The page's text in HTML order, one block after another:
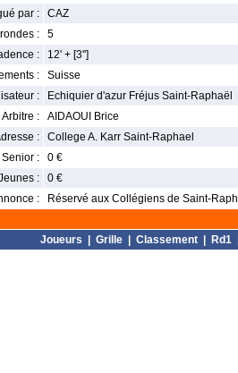
par :
CAZ
:
5
:
12' + [3'']
:
Suisse
:
Echiquier d'azur Fréjus Saint-Raphaël
Arbitre :
AIDAOUI Brice
:
College A. Karr Saint-Raphael
Senior :
0 €
:
0 €
:
Réservé aux Collégiens de Saint-
Joueurs Grille| Classement| Rd1|